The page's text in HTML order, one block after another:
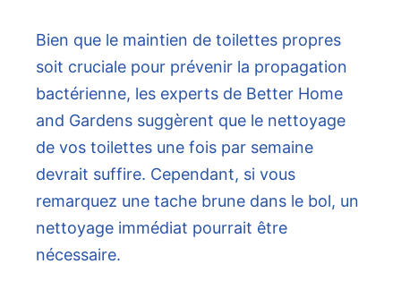
Bien que le maintien de toilettes propres
soit cruciale pour prévenir la propagation
bactérienne, les experts de Better Home
and Gardens suggèrent que le nettoyage
de vos toilettes une fois par semaine
devrait suffire. Cependant, si vous
remarquez une tache brune dans le bol, un
nettoyage immédiat pourrait être
nécessaire.